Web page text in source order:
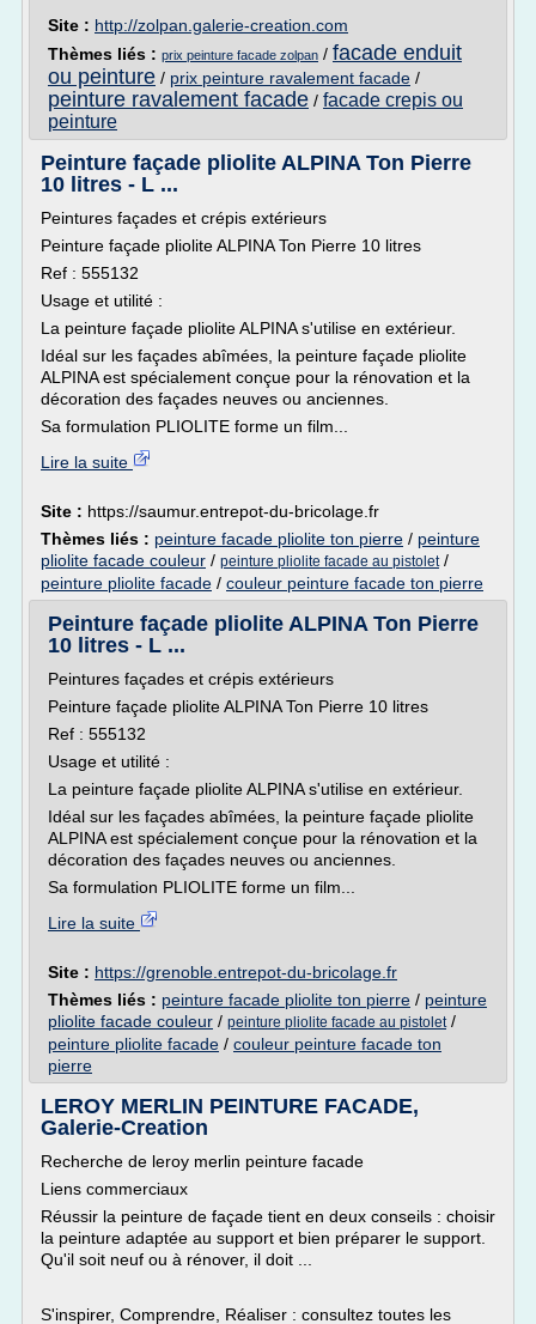
Site : http://zolpan.galerie-creation.com
Thèmes liés : prix peinture facade zolpan / facade enduit
ou peinture / prix peinture ravalement facade /
peinture ravalement facade / facade crepis ou
peinture
Peinture façade pliolite ALPINA Ton Pierre
10 litres - L ...
Peintures façades et crépis extérieurs
Peinture façade pliolite ALPINA Ton Pierre 10 litres
Ref : 555132
Usage et utilité :
La peinture façade pliolite ALPINA s'utilise en extérieur.
Idéal sur les façades abîmées, la peinture façade pliolite
ALPINA est spécialement conçue pour la rénovation et la
décoration des façades neuves ou anciennes.
Sa formulation PLIOLITE forme un film...
Lire la suite
Site : https://saumur.entrepot-du-bricolage.fr
Thèmes liés : peinture facade pliolite ton pierre / peinture
pliolite facade couleur / peinture pliolite facade au pistolet/
peinture pliolite facade / couleur peinture facade ton pierre
Peinture façade pliolite ALPINA Ton Pierre
10 litres - L ...
Peintures façades et crépis extérieurs
Peinture façade pliolite ALPINA Ton Pierre 10 litres
Ref : 555132
Usage et utilité :
La peinture façade pliolite ALPINA s'utilise en extérieur.
Idéal sur les façades abîmées, la peinture façade pliolite
ALPINA est spécialement conçue pour la rénovation et la
décoration des façades neuves ou anciennes.
Sa formulation PLIOLITE forme un film...
Lire la suite
Site : https://grenoble.entrepot-du-bricolage.fr
Thèmes liés : peinture facade pliolite ton pierre / peinture
pliolite facade couleur / peinture pliolite facade au pistolet/
peinture pliolite facade / couleur peinture facade ton
pierre
LEROY MERLIN PEINTURE FACADE,
Galerie-Creation
Recherche de leroy merlin peinture facade
Liens commerciaux
Réussir la peinture de façade tient en deux conseils : choisir
la peinture adaptée au support et bien préparer le support.
Qu'il soit neuf ou à rénover, il doit ...
S'inspirer, Comprendre, Réaliser : consultez toutes les